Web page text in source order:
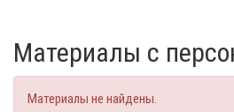
Материалы с
Материалы не найдены.